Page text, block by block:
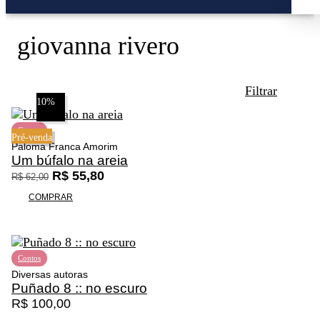
giovanna rivero
Filtrar
Promoção
10%
Pré-venda
Contos
Paloma Franca Amorim
Um búfalo na areia
R$62,00 O
p
r
ç
o
r
i
g
R$ 55,80O
o
u
COMPRAR
Contos
Diversas autoras
Puñado 8 :: no escuro
R$ 100,00